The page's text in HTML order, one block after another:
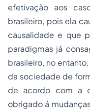
efetivação aos
brasileiro, pois ela
causalidade e que
paradigmas já
brasileiro, no
da sociedade de
de acordo com a
obrigado á